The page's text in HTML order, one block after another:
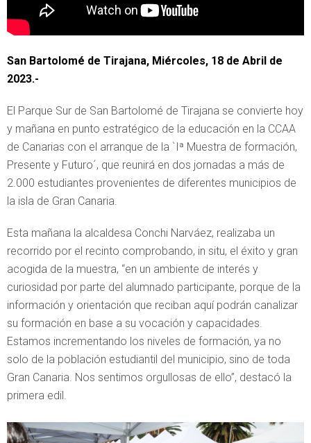
San Bartolomé de Tirajana, Miércoles, 18 de Abril de
2023.-
El Parque Sur de San Bartolomé de Tirajana se convierte hoy
y mañana en punto estratégico de la educación en la CCAA
de Canarias con el arranque de la `Iª Muestra de formación,
Presente y Futuro´, que reunirá en dos jornadas a más de
2.000 estudiantes provenientes de diferentes municipios de
la isla de Gran Canaria.
Esta mañana la alcaldesa Conchi Narváez, realizaba un
recorrido por el recinto comprobando, in situ, el éxito y gran
acogida de la muestra, “en un ambiente de interés y
curiosidad por parte del alumnado participante, porque de la
información y orientación que reciban aquí podrán canalizar
su formación en base a su vocación y capacidades.
Estamos incrementando los niveles de formación, ya no
solo de la población estudiantil del municipio, sino de toda
Gran Canaria. Nos sentimos orgullosas de ello”, destacó la
primera edil.